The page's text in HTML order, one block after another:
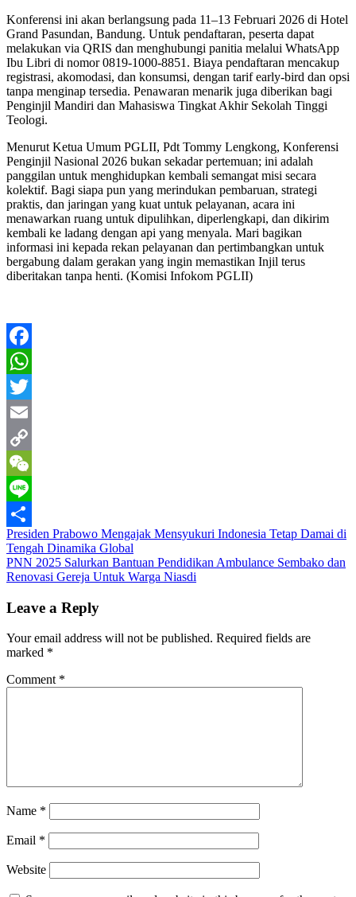
Konferensi ini akan berlangsung pada 11–13 Februari 2026 di Hotel
Grand Pasundan, Bandung. Untuk pendaftaran, peserta dapat
melakukan via QRIS dan menghubungi panitia melalui WhatsApp
Ibu Libri di nomor 0819-1000-8851. Biaya pendaftaran mencakup
registrasi, akomodasi, dan konsumsi, dengan tarif early-bird dan opsi
tanpa menginap tersedia. Penawaran menarik juga diberikan bagi
Penginjil Mandiri dan Mahasiswa Tingkat Akhir Sekolah Tinggi
Teologi.
Menurut Ketua Umum PGLII, Pdt Tommy Lengkong, Konferensi
Penginjil Nasional 2026 bukan sekadar pertemuan; ini adalah
panggilan untuk menghidupkan kembali semangat misi secara
kolektif. Bagi siapa pun yang merindukan pembaruan, strategi
praktis, dan jaringan yang kuat untuk pelayanan, acara ini
menawarkan ruang untuk dipulihkan, diperlengkapi, dan dikirim
kembali ke ladang dengan api yang menyala. Mari bagikan
informasi ini kepada rekan pelayanan dan pertimbangkan untuk
bergabung dalam gerakan yang ingin memastikan Injil terus
diberitakan tanpa henti. (Komisi Infokom PGLII)
Facebook
WhatsApp
Twitter
Email
Copy
Link
WeChat
Line
Share
Post
navigation
Presiden Prabowo Mengajak Mensyukuri Indonesia Tetap Damai di
Tengah Dinamika Global
PNN 2025 Salurkan Bantuan Pendidikan Ambulance Sembako dan
Renovasi Gereja Untuk Warga Niasdi
Leave a Reply
Your email address will not be published. Required fields are
marked *
Comment *
Name *
Email *
Website